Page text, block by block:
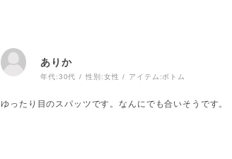
ありか
年代:30代 性別:女性 アイテム:ボトム
ゆったり目のスパッツです。なんにでも合いそうです。